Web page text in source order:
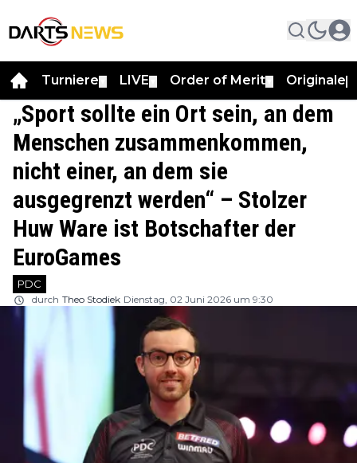
Turniere LIVE Order of Merit Originale
„Sport sollte ein Ort sein, an dem
Menschen zusammenkommen,
nicht einer, an dem sie
ausgegrenzt werden“ – Stolzer
Huw Ware ist Botschafter der
EuroGames
PDC
durch Theo Stodiek Dienstag, 02 Juni 2026 um 9:30